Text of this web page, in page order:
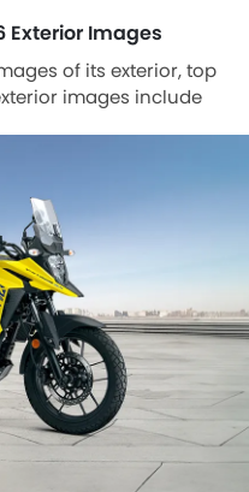
Exterior Images
of its exterior, top
images include